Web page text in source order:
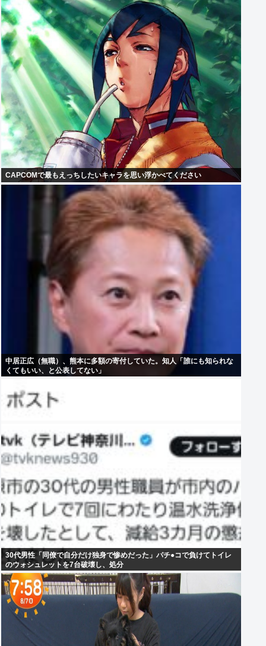
CAPCOMで最もえっちしたいキャラを思い浮かべてください
中居正広（無職）、熊本に多額の寄付していた。知人「誰にも知られな
くてもいい、と公表してない」
30代男性「同僚で自分だけ独身で惨めだった」パチ●コで負けてトイレ
のウォシュレットを7台破壊し、処分